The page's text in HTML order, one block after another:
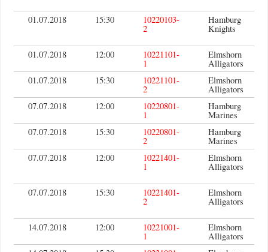
01.07.2018 15:30 10220103-
2
Hamburg
Knights
01.07.2018 12:00 10221101-
1
Elmshorn
Alligators
01.07.2018
15:30 10221101-
2
Elmshorn
Alligators
07.07.2018
12:00 10220801-
1
Hamburg
Marines
07.07.2018
15:30 10220801-
2
Hamburg
Marines
07.07.2018
12:00 10221401-
1
Elmshorn
Alligators
07.07.2018 15:30 10221401-
2
Elmshorn
Alligators
14.07.2018 12:00 10221001-
1
Elmshorn
Alligators